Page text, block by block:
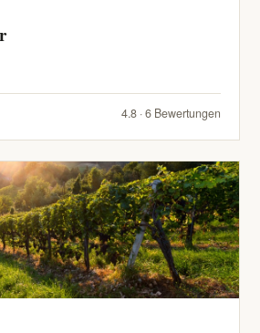
4.8 · 6 Bewertungen